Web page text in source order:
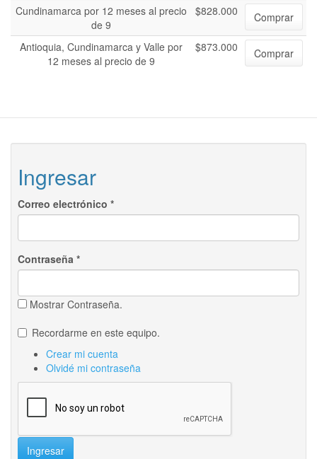
Cundinamarca por 12 meses al precio
de 9
$828.000 Comprar
Antioquia, Cundinamarca y Valle por
12 meses al precio de 9
$873.000 Comprar
Ingresar
Correo electrónico *
Contraseña *
Mostrar Contraseña.
Recordarme en este equipo.
Crear mi cuenta
Olvidé mi contraseña
Ingresar